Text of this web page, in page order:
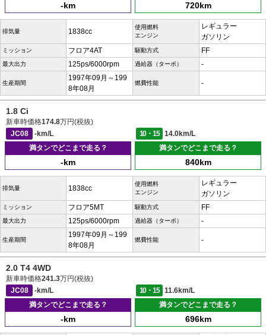
-km 720km
排気量 1838cc
使用燃料
エンジン
レギュラー
ガソリン
ミッション フロア4AT 駆動方式 FF
最大出力 125ps/6000rpm 過給器（ターボ） -
生産期間
1997年09月～199
8年08月
燃費性能 -
1.8 Ci
新車時価格174.8万円(税抜)
JC08
-km/L 10・15
14.0km/L
満タンでどこまで走る？
-km
満タンでどこまで走る？
840km
排気量 1838cc
使用燃料
エンジン
レギュラー
ガソリン
ミッション フロア5MT 駆動方式 FF
最大出力 125ps/6000rpm 過給器（ターボ） -
生産期間
1997年09月～199
8年08月
燃費性能 -
2.0 T4 4WD
新車時価格241.3万円(税抜)
JC08
-km/L 10・15
11.6km/L
満タンでどこまで走る？
-km
満タンでどこまで走る？
696km